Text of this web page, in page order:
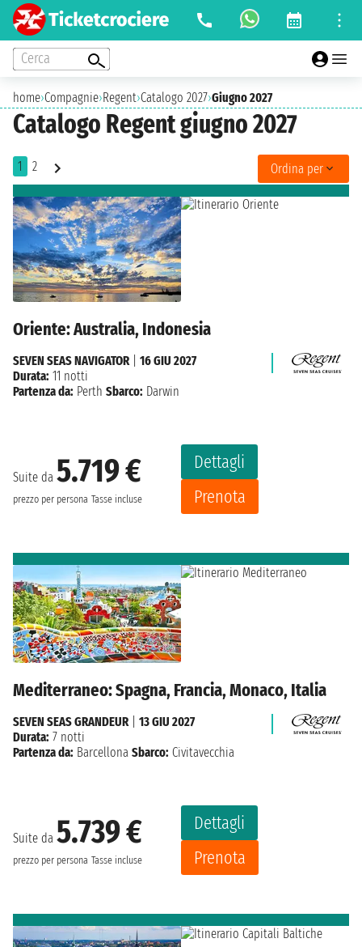
Cerca
home›Compagnie›Regent›Catalogo 2027›Giugno 2027
Catalogo Regent giugno 2027
1 2 Ordina per
Oriente: Australia, Indonesia
Suite da 5.719 €
prezzo per persona Tasse incluse
Dettagli
Prenota
SEVEN SEAS NAVIGATOR
16 GIU 2027
Durata: 11 notti
Partenza da: Perth Sbarco: Darwin
Mediterraneo: Spagna, Francia, Monaco, Italia
Suite da 5.739 €
prezzo per persona Tasse incluse
Dettagli
Prenota
SEVEN SEAS GRANDEUR| 13 GIU 2027
Durata: 7 notti
Partenza da: Barcellona Sbarco: Civitavecchia